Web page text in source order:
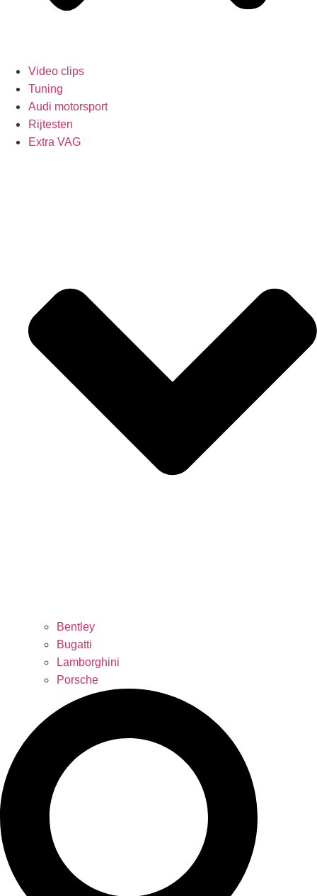
Video clips
Tuning
Audi motorsport
Rijtesten
Extra VAG
Bentley
Bugatti
Lamborghini
Porsche